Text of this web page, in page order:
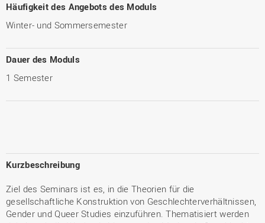
Häufigkeit des Angebots des Moduls
Winter- und Sommersemester
Dauer des Moduls
1 Semester
Kurzbeschreibung
Ziel des Seminars ist es, in die Theorien für die
gesellschaftliche Konstruktion von Geschlechterverhältnissen,
Gender und Queer Studies einzuführen. Thematisiert werden